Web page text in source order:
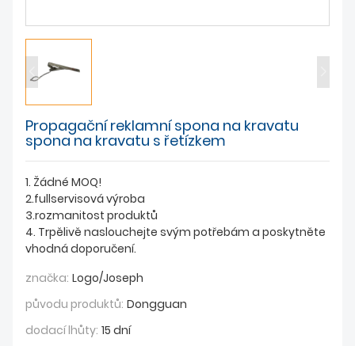
Propagační reklamní spona na kravatu
spona na kravatu s řetízkem
1. Žádné MOQ!
2.fullservisová výroba
3.rozmanitost produktů
4. Trpělivě naslouchejte svým potřebám a poskytněte
vhodná doporučení.
značka: Logo/Joseph
původu produktů: Dongguan
dodací lhůty: 15 dní